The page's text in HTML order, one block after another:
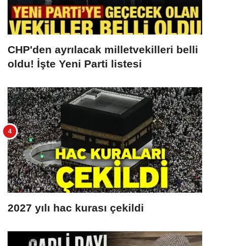
CHP'den ayrılacak milletvekilleri belli
oldu! İşte Yeni Parti listesi
2027 yılı hac kurası çekildi